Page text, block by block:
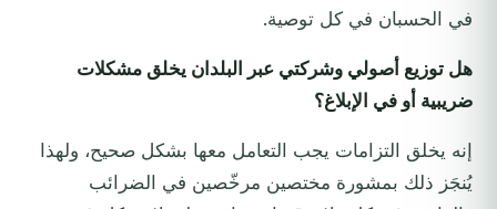
في الحسبان في كل توصية.
هل توزيع أصولي وشركتي عبر البلدان يخلق مشكلات
ضريبية أو في الإبلاغ؟
إنه يخلق التزامات يجب التعامل معها بشكل صحيح، ولهذا
يُنجَز ذلك بمشورة مختصين مرخّصين في الضرائب